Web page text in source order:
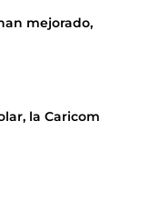
mejorado,
la Caricom